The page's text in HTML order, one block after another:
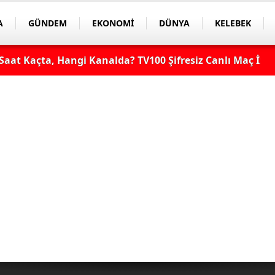
GÜNDEM EKONOMİ DÜNYA KELEBEK
Kaçta, Hangi Kanalda? TV100 Şifresiz Canlı Maç İzle